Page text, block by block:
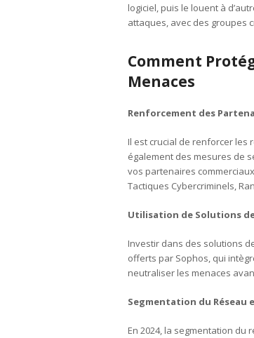
logiciel, puis le louent à
attaques, avec des groupes
Comment
Menaces
Renforcement des
Il est crucial de renforcer
également des mesures de
vos partenaires
Tactiques Cybercriminels,
Utilisation de Solutions
Investir dans des solutions
offerts par Sophos, qui
neutraliser les menaces
Segmentation du Réseau
En 2024, la segmentation du